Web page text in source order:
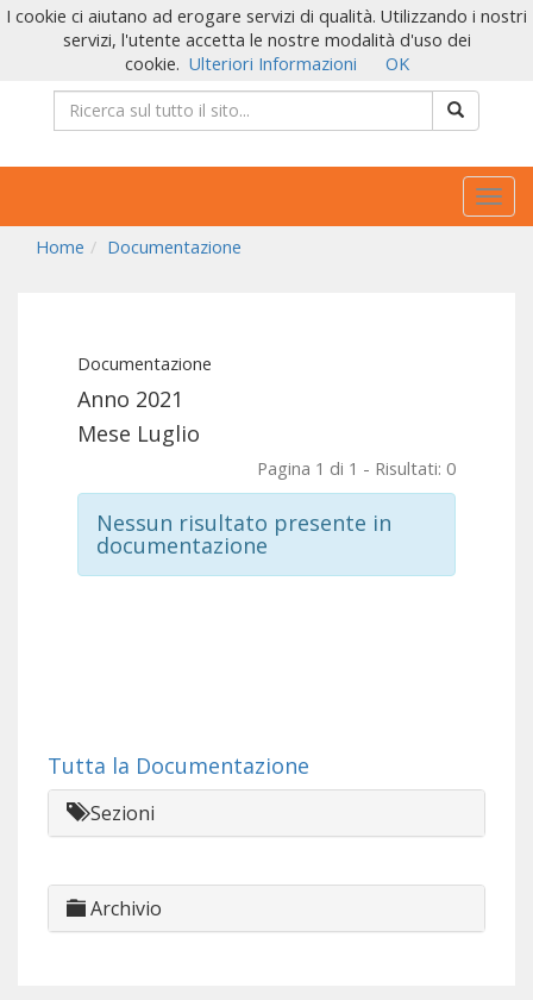
Home
Documentazione
Documentazione
Anno 2021
Mese Luglio
Pagina 1 di 1 - Risultati: 0
Nessun risultato presente in
documentazione
Tutta la Documentazione
Sezioni
Archivio
I cookie ci aiutano ad erogare servizi di qualità. Utilizzando i nostri
servizi, l'utente accetta le nostre modalità d'uso dei
cookie. Ulteriori Informazioni OK